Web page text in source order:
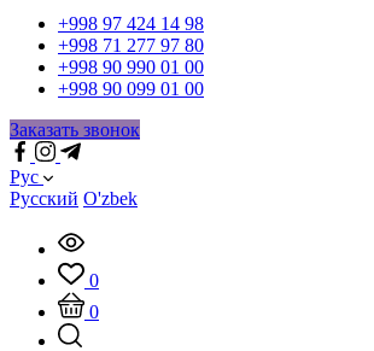
+998 97 424 14 98
+998 71 277 97 80
+998 90 990 01 00
+998 90 099 01 00
Заказать звонок
Рус
Русский O'zbek
0
0